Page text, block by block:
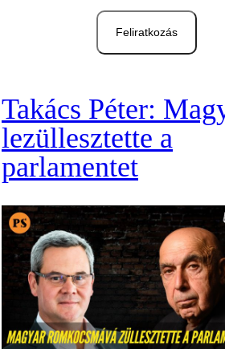
Feliratkozás
Takács Péter:
lezüllesztette a
parlamentet